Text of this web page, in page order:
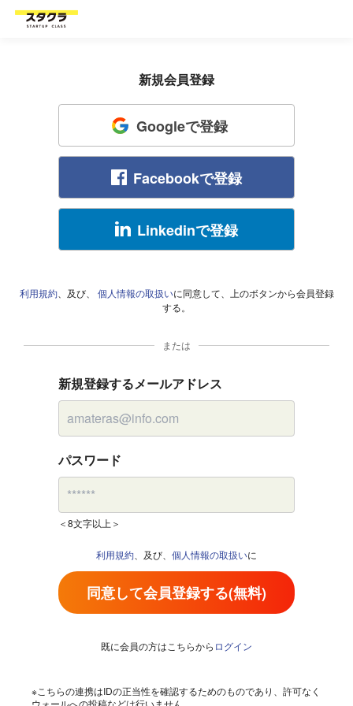
新規会員登録
Googleで登録
Facebookで登録
Linkedinで登録
利用規約、及び、 個人情報の取扱いに同意して、上のボタンから会員登録
する。
または
新規登録するメールアドレス
パスワード
＜8文字以上＞
利用規約 、及び、 個人情報の取扱いに
同意して会員登録する(無料)
既に会員の方はこちらから ログイン
※こちらの連携はIDの正当性を確認するためのものであり、許可なく
ウォールへの投稿などは行いません。